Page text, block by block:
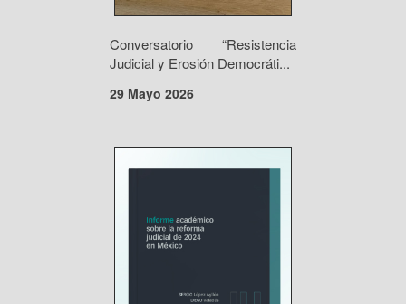
Conversatorio “Resistencia
Judicial y Erosión Democráti...
29 Mayo 2026